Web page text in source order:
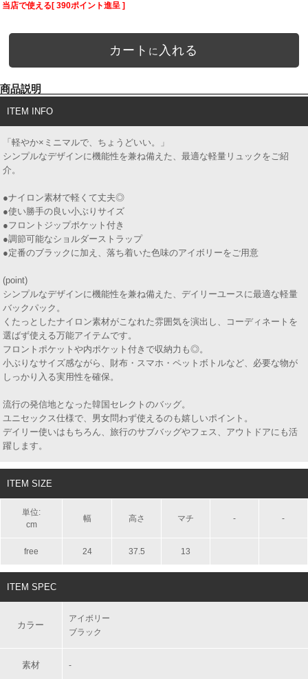
当店で使える[ 390ポイント進呈 ]
カート に 入れる
商品説明
ITEM INFO
「軽やか×ミニマルで、ちょうどいい。」
シンプルなデザインに機能性を兼ね備えた、最適な軽量リュックをご紹
介。
●ナイロン素材で軽くて丈夫◎
●使い勝手の良い小ぶりサイズ
●フロントジップポケット付き
●調節可能なショルダーストラップ
●定番のブラックに加え、落ち着いた色味のアイボリーをご用意
(point)
シンプルなデザインに機能性を兼ね備えた、デイリーユースに最適な軽量
バックパック。
くたっとしたナイロン素材がこなれた雰囲気を演出し、コーディネートを
選ばず使える万能アイテムです。
フロントポケットや内ポケット付きで収納力も◎。
小ぶりなサイズ感ながら、財布・スマホ・ペットボトルなど、必要な物が
しっかり入る実用性を確保。
流行の発信地となった韓国セレクトのバッグ。
ユニセックス仕様で、男女問わず使えるのも嬉しいポイント。
デイリー使いはもちろん、旅行のサブバッグやフェス、アウトドアにも活
躍します。
ITEM SIZE
単位:
cm
幅 高さ マチ - -
free 24 37.5 13
ITEM SPEC
カラー
アイボリー
ブラック
素材 -